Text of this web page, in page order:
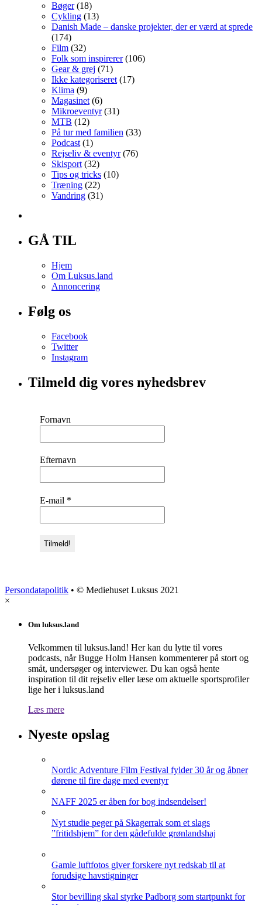
Bøger(18)
Cykling (13)
Danish Made – danske projekter, der er værd at sprede
(174)
Film (32)
Folk som inspirerer(106)
Gear & grej (71)
Ikke kategoriseret (17)
Klima (9)
Magasinet (6)
Mikroeventyr(31)
MTB (12)
På tur med familien (33)
Podcast (1)
Rejseliv & eventyr(76)
Skisport (32)
Tips og tricks (10)
Træning (22)
Vandring (31)
GÅ TIL
Hjem
Om Luksus.land
Annoncering
Følg os
Facebook
Twitter
Instagram
Tilmeld dig vores nyhedsbrev
Fornavn
Efternavn
E-mail *
Persondatapolitik • © Mediehuset Luksus 2021
×
Om luksus.land
Velkommen til luksus.land! Her kan du lytte til vores
podcasts, når Bugge Holm Hansen kommenterer på stort og
småt, undersøger og interviewer. Du kan også hente
inspiration til dit rejseliv eller læse om aktuelle sportsprofiler
lige her i luksus.land
Læs mere
Nyeste opslag
Nordic Adventure Film Festival fylder 30 år og åbner
dørene til fire dage med eventyr
NAFF 2025 er åben for bog indsendelser!
Nyt studie peger på Skagerrak som et slags
”fritidshjem” for den gådefulde grønlandshaj
Gamle luftfotos giver forskere nyt redskab til at
forudsige havstigninger
Stor bevilling skal styrke Padborg som startpunkt for